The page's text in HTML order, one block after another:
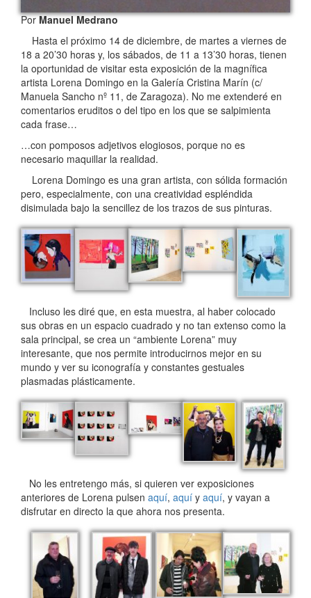
PorManuel Medrano
Hasta el próximo 14 de diciembre, de martes a viernes de
18 a 20’30 horas y, los sábados, de 11 a 13’30 horas, tienen
la oportunidad de visitar esta exposición de la magnífica
artista Lorena Domingo en la Galería Cristina Marín (c/
Manuela Sancho nº 11, de Zaragoza). No me extenderé en
comentarios eruditos o del tipo en los que se salpimienta
cada frase…
…con pomposos adjetivos elogiosos, porque no es
necesario maquillar la realidad.
Lorena Domingo es una gran artista, con sólida formación
pero, especialmente, con una creatividad espléndida
disimulada bajo la sencillez de los trazos de sus pinturas.
Incluso les diré que, en esta muestra, al haber colocado
sus obras en un espacio cuadrado y no tan extenso como la
sala principal, se crea un “ambiente Lorena” muy
interesante, que nos permite introducirnos mejor en su
mundo y ver su iconografía y constantes gestuales
plasmadas plásticamente.
No les entretengo más, si quieren ver exposiciones
anteriores de Lorena pulsen aquí, aquí y aquí, y vayan a
disfrutar en directo la que ahora nos presenta.